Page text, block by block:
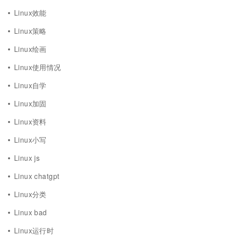
Linux效能
Linux策略
Linux绘画
Linux使用情况
Linux自学
Linux加固
Linux资料
Linux小写
Linux js
Linux chatgpt
Linux分类
Linux bad
Linux运行时